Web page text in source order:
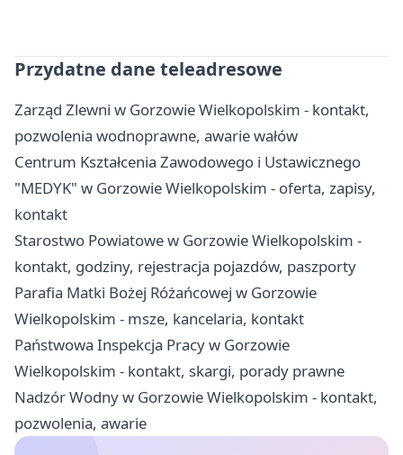
Przydatne dane teleadresowe
Zarząd Zlewni w Gorzowie Wielkopolskim - kontakt,
pozwolenia wodnoprawne, awarie wałów
Centrum Kształcenia Zawodowego i Ustawicznego
"MEDYK" w Gorzowie Wielkopolskim - oferta, zapisy,
kontakt
Starostwo Powiatowe w Gorzowie Wielkopolskim -
kontakt, godziny, rejestracja pojazdów, paszporty
Parafia Matki Bożej Różańcowej w Gorzowie
Wielkopolskim - msze, kancelaria, kontakt
Państwowa Inspekcja Pracy w Gorzowie
Wielkopolskim - kontakt, skargi, porady prawne
Nadzór Wodny w Gorzowie Wielkopolskim - kontakt,
pozwolenia, awarie